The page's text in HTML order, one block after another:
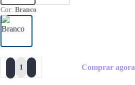
Cor:Branco
Comprar agora